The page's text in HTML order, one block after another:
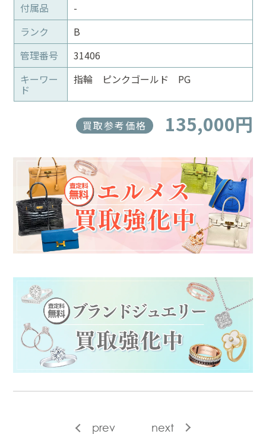
付属品
-
ランク
B
管理番号
31406
キーワー
ド
指輪 ピンクゴールド PG
買取参考価格 135,000円
prev next